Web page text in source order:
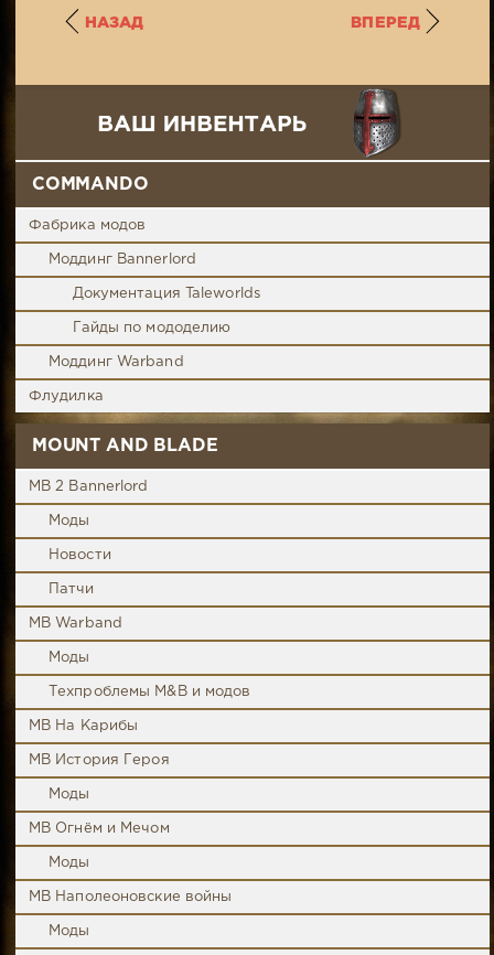
НАЗАД ВПЕРЕД
COMMANDO
Фабрика модов
Моддинг Bannerlord
Документация Taleworlds
Гайды по мододелию
Моддинг Warband
Флудилка
MOUNT AND BLADE
MB 2 Bannerlord
Моды
Новости
Патчи
MB Warband
Моды
Техпроблемы M&B и модов
MB На Карибы
MB История Героя
Моды
MB Огнём и Мечом
Моды
MB Наполеоновские войны
Моды